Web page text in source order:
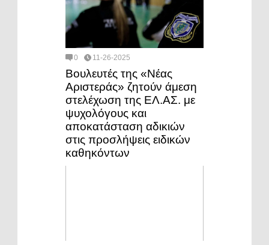
0 11-26-2025
Βουλευτές της «Νέας
Αριστεράς» ζητούν άμεση
στελέχωση της ΕΛ.ΑΣ. με
ψυχολόγους και
αποκατάσταση αδικιών
στις προσλήψεις ειδικών
καθηκόντων